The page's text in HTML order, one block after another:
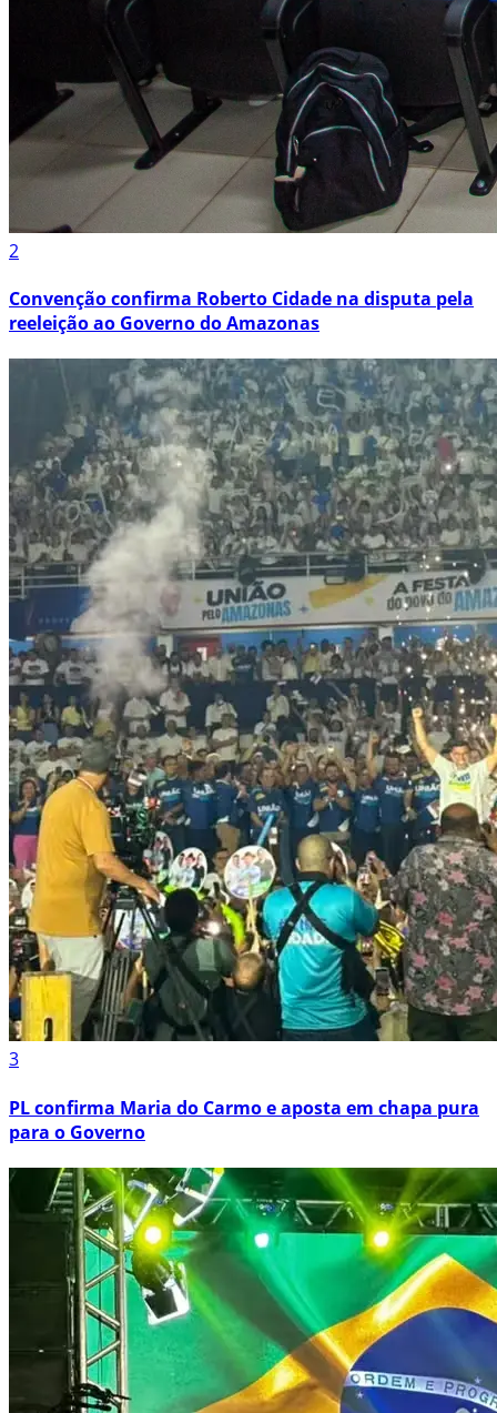
2
Convenção confirma Roberto Cidade na disputa pela
reeleição ao Governo do Amazonas
3
PL confirma Maria do Carmo e aposta em chapa pura
para o Governo